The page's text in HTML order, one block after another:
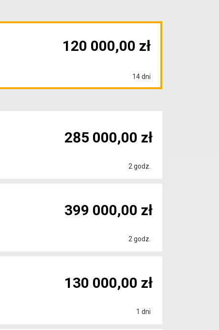
14 dni
120 000,00 zł
2 godz.
285 000,00 zł
2 godz.
399 000,00 zł
1 dni
130 000,00 zł